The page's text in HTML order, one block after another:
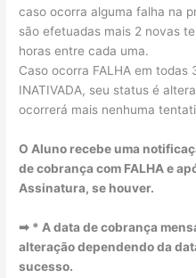
caso ocorra alguma falha na
são efetuadas mais 2 novas
horas entre cada uma.
Caso ocorra FALHA em
INATIVADA, seu status é
ocorrerá mais nenhuma
O Aluno recebe uma
de cobrança com FALHA e
Assinatura, se houver.
➡ * A data de cobrança
alteração dependendo da
sucesso.